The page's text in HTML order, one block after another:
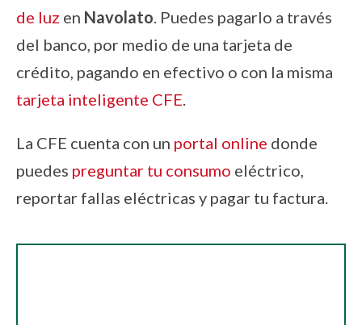
de luz en Navolato . Puedes pagarlo a través
del banco, por medio de una tarjeta de
crédito, pagando en efectivo o con la misma
tarjeta inteligente CFE
La CFE cuenta con un portal online donde
puedes preguntar tu consumo eléctrico,
reportar fallas eléctricas y pagar tu factura.